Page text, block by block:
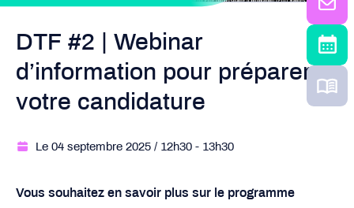
DTF #2 | Webinar
d’information pour préparer
votre candidature
Le 04 septembre 2025 / 12h30 - 13h30
Vous souhaitez en savoir plus sur le programme